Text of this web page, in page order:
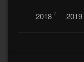
2018 4 2019